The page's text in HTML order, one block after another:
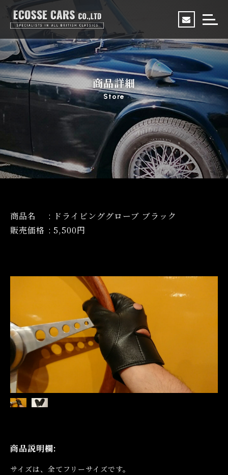
商品詳細
Store
商品名 : ドライビンググローブ ブラック
販売価格 : 5,500円
商品説明欄:
サイズは、全てフリーサイズです。